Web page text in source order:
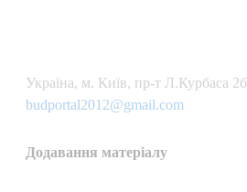
Українa, м. Київ, пр-т Л.Курбаса 2б
budportal2012@gmail.com
Додавання матеріалу